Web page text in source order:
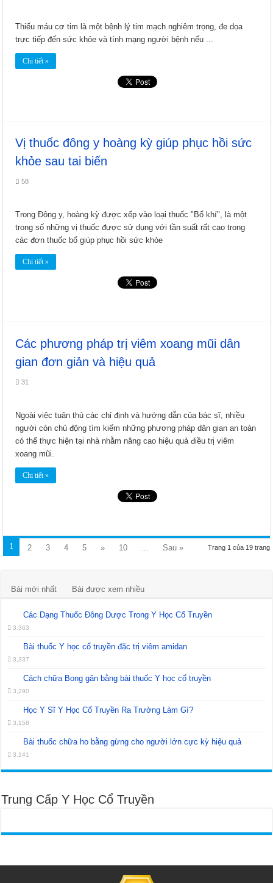
Thiếu máu cơ tim là một bệnh lý tim mạch nghiêm trọng, đe dọa
trực tiếp đến sức khỏe và tính mạng người bệnh nếu ...
Chi tiết »
Vị thuốc đông y hoàng kỳ giúp phục hồi sức
khỏe sau tai biến
58
Trong Đông y, hoàng kỳ được xếp vào loại thuốc "Bổ khí", là một
trong số những vị thuốc được sử dụng với tần suất rất cao trong
các đơn thuốc bổ giúp phục hồi sức khỏe
Chi tiết »
Các phương pháp trị viêm xoang mũi dân
gian đơn giản và hiệu quả
31
Ngoài việc tuân thủ các chỉ định và hướng dẫn của bác sĩ, nhiều
người còn chủ động tìm kiếm những phương pháp dân gian an toàn
có thể thực hiện tại nhà nhằm nâng cao hiệu quả điều trị viêm
xoang mũi.
Chi tiết »
Trang 1 của 19 trang
1 2 3 4 5 » 10 ... Sau »
Bài mới nhất Bài được xem nhiều
Các Dạng Thuốc Đông Dược Trong Y Học Cổ Truyền
3,363
Bài thuốc Y học cổ truyền đặc trị viêm amidan
3,337
Cách chữa Bong gân bằng bài thuốc Y học cổ truyền
3,290
Học Y Sĩ Y Học Cổ Truyền Ra Trường Làm Gì?
3,158
Bài thuốc chữa ho bằng gừng cho người lớn cực kỳ hiệu quả
3,141
Trung Cấp Y Học Cổ Truyền